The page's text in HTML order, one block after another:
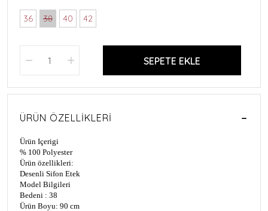
36 38 40 42
SEPETE EKLE
ÜRÜN ÖZELLIKLERI
Ürün Içerigi
% 100 Polyester
Ürün özellikleri:
Desenli Sifon Etek
Model Bilgileri
Bedeni : 38
Ürün Boyu: 90 cm